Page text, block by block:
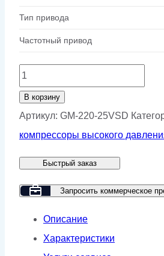
Тип привода
Частотный привод
Количество
товара
Винтовой
компрессор
GM
220-
В корзину
Артикул: GM-220-25VSD
компрессоры высокого
Быстрый заказ
Запросить коммерческое
Описание
Характеристики